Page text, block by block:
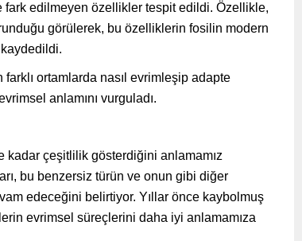
edilmeyen özellikler tespit edildi. Özellikle,
görülerek, bu özelliklerin fosilin modern
ortamlarda nasıl evrimleşip adapte
anlamını vurguladı.
kadar çeşitlilik gösterdiğini anlamamız
bu benzersiz türün ve onun gibi diğer
edeceğini belirtiyor. Yıllar önce kaybolmuş
evrimsel süreçlerini daha iyi anlamamıza